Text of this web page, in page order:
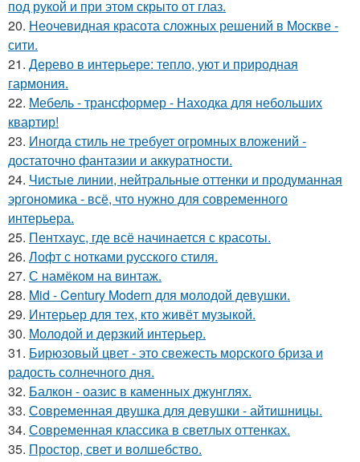
под рукой и при этом скрыто от глаз.
20. Неочевидная красота сложных решений в Москве -
сити.
21. Дерево в интерьере: тепло, уют и природная
гармония.
22. Мебель - трансформер - Находка для небольших
квартир!
23. Иногда стиль не требует огромных вложений -
достаточно фантазии и аккуратности.
24. Чистые линии, нейтральные оттенки и продуманная
эргономика - всё, что нужно для современного
интерьера.
25. Пентхаус, где всё начинается с красоты.
26. Лофт с нотками русского стиля.
27. С намёком на винтаж.
28. Mid - Century Modern для молодой девушки.
29. Интерьер для тех, кто живёт музыкой.
30. Молодой и дерзкий интерьер.
31. Бирюзовый цвет - это свежесть морского бриза и
радость солнечного дня.
32. Балкон - оазис в каменных джунглях.
33. Современная двушка для девушки - айтишницы.
34. Современная классика в светлых оттенках.
35. Простор, свет и волшебство.